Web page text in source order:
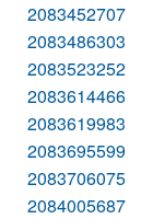
2083452707
2083486303
2083523252
2083614466
2083619983
2083695599
2083706075
2084005687